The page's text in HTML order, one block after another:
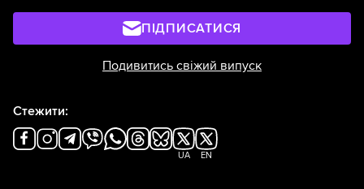
ПІДПИСАТИСЯ
Подивитись свіжий випуск
Стежити:
UA EN